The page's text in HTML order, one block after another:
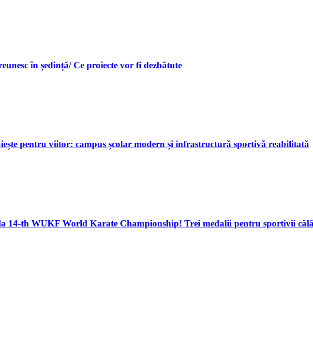
în ședință/ Ce proiecte vor fi dezbătute
pentru viitor: campus școlar modern și infrastructură sportivă reabilitată
14-th WUKF World Karate Championship! Trei medalii pentru sportivii